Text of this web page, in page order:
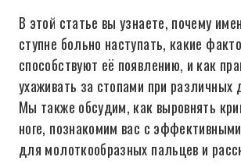
В этой статье вы узнаете, почему
ступне больно наступать, какие
способствуют её появлению, и как
ухаживать за стопами при различных
Мы также обсудим, как выровнять
ноге, познакомим вас с
для молоткообразных пальцев и